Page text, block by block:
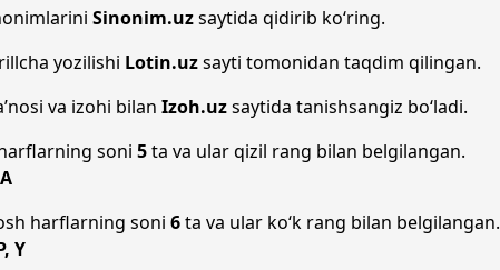
Sinonim.uzsaytida qidirib ko‘ring.
yozilishi Lotin.uzsayti tomonidan taqdim qilingan.
va izohi bilan Izoh.uzsaytida tanishsangiz bo‘ladi.
soni 5ta va ular qizil rang bilan belgilangan.
harflarning soni 6ta va ular ko‘k rang bilan belgilangan.
Y